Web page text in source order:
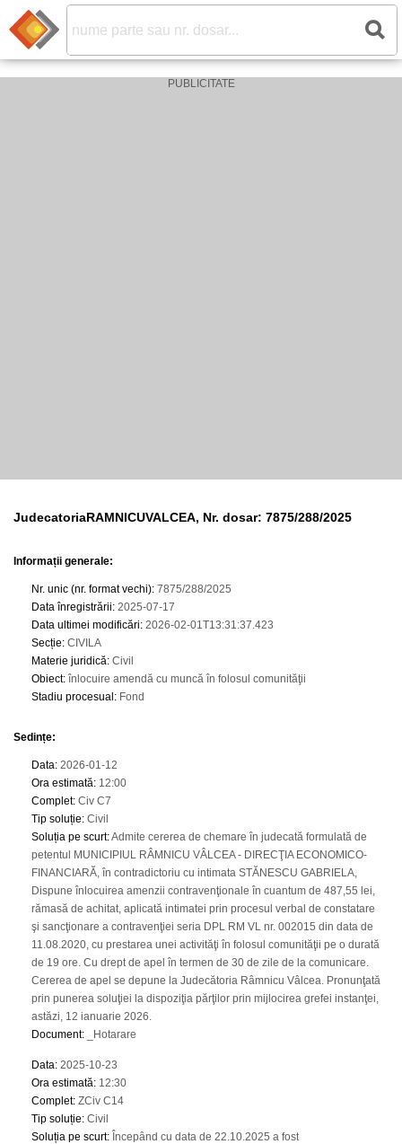
JudecatoriaRAMNICUVALCEA, Nr. dosar: 7875/288/2025
Informații generale:
Nr. unic (nr. format vechi): 7875/288/2025
Data înregistrării: 2025-07-17
Data ultimei modificări: 2026-02-01T13:31:37.423
Secție: CIVILA
Materie juridică: Civil
Obiect: înlocuire amendă cu muncă în folosul comunităţii
Stadiu procesual : Fond
Sedințe:
Data: 2026-01-12
Ora estimată: 12:00
Complet: Civ C7
Tip soluție: Civil
Soluția pe scurt:Admite cererea de chemare în judecată formulată de
petentul MUNICIPIUL RÂMNICU VÂLCEA - DIRECŢIA ECONOMICO-
FINANCIARĂ, în contradictoriu cu intimata STĂNESCU GABRIELA,
Dispune înlocuirea amenzii contravenţionale în cuantum de 487,55 lei,
rămasă de achitat, aplicată intimatei prin procesul verbal de constatare
şi sancţionare a contravenţiei seria DPL RM VL nr. 002015 din data de
11.08.2020, cu prestarea unei activităţi în folosul comunităţii pe o durată
de 19 ore. Cu drept de apel în termen de 30 de zile de la comunicare.
Cererea de apel se depune la Judecătoria Râmnicu Vâlcea. Pronunţată
prin punerea soluţiei la dispoziţia părţilor prin mijlocirea grefei instanţei,
astăzi, 12 ianuarie 2026.
Document: _Hotarare
Data: 2025-10-23
Ora estimată: 12:30
Complet: ZCiv C14
Tip soluție: Civil
Soluția pe scurt: Începând cu data de 22.10.2025 a fost